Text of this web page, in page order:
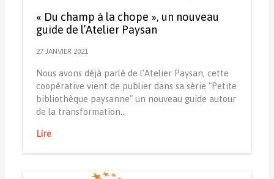
« Du champ à la chope », un nouveau
guide de l’Atelier Paysan
27 JANVIER 2021
Nous avons déjà parlé de l'Atelier Paysan, cette
coopérative vient de publier dans sa série "Petite
bibliothèque paysanne" un nouveau guide autour
de la transformation…
Lire